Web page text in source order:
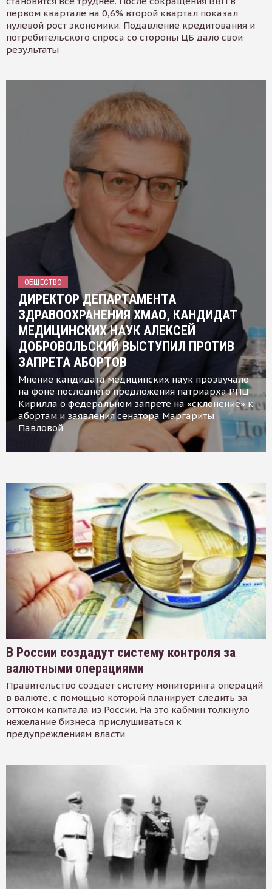
первом квартале на 0,6% второй квартал показал
нулевой рост экономики. Подавление кредитования и
потребительского спроса со стороны ЦБ дало свои
результаты
ОБЩЕСТВО
ДИРЕКТОР ДЕПАРТАМЕНТА
ЗДРАВООХРАНЕНИЯ ХМАО, КАНДИДАТ
МЕДИЦИНСКИХ НАУК АЛЕКСЕЙ
ДОБРОВОЛЬСКИЙ ВЫСТУПИЛ ПРОТИВ
ЗАПРЕТА АБОРТОВ
Мнение кандидата медицинских наук прозвучало
на фоне последнего предложения патриарха РПЦ
Кирилла о федеральном запрете на «склонение» к
абортам и заявления сенатора Маргариты
Павловой
В России создадут систему контроля за
валютными операциями
Правительство создает систему мониторинга операций
в валюте, с помощью которой планирует следить за
оттоком капитала из России. На это кабмин толкнуло
нежелание бизнеса прислушиваться к
предупреждениям власти